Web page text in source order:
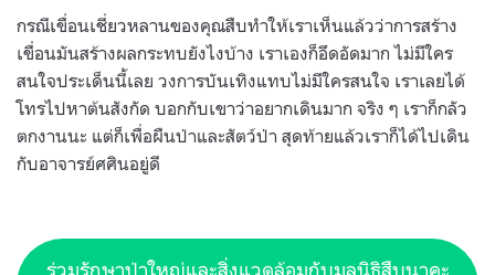
กรณีเขื่อนเชี่ยวหลานของคุณสืบทำให้เราเห็นแล้วว่าการสร้าง
เขื่อนมันสร้างผลกระทบยังไงบ้าง เราเองก็อึดอัดมาก ไม่มีใคร
สนใจประเด็นนี้เลย วงการบันเทิงแทบไม่มีใครสนใจ เราเลยได้
โทรไปหาต้นสังกัด บอกกับเขาว่าอยากเดินมาก จริง ๆ เราก็กลัว
ตกงานนะ แต่ก็เพื่อผืนป่าและสัตว์ป่า สุดท้ายแล้วเราก็ได้ไปเดิน
กับอาจารย์ศศินอยู่ดี
ร่วมรักษาป่าใหญ่และสิ่งแวดล้อมกับมูลนิธิสืบนาคะ